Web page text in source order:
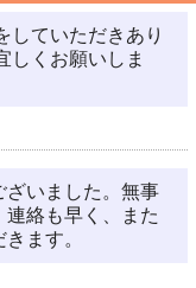
していただきあり
しくお願いしま
ざいました。無事
絡も早く、また
ます。